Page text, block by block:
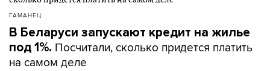
ГАМАНЕЦ
В Беларуси запускают кредит на жилье
под 1%. Посчитали, сколько придется платить
на самом деле